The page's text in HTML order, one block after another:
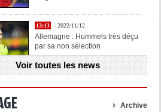
13:13 - 2022/11/12
Allemagne : Hummels très déçu
par sa non sélection
13:11 - 2022/11/12
Henry explique la chose qu'il
Voir toutes les news
Archive